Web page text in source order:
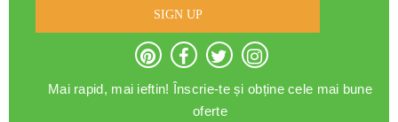
SIGN UP
Mai rapid, mai ieftin! Înscrie-te și obține cele mai bune
oferte